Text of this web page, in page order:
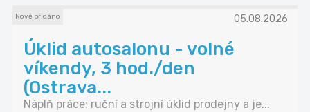
Nově přidáno 05.08.2026
Úklid autosalonu - volné
víkendy, 3 hod./den
(Ostrava...
Náplň práce: ruční a strojní úklid prodejny a je...